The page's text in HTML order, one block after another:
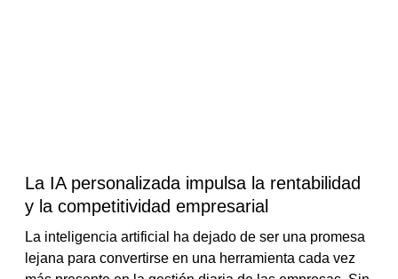
La IA personalizada impulsa la rentabilidad
y la competitividad empresarial
La inteligencia artificial ha dejado de ser una promesa
lejana para convertirse en una herramienta cada vez